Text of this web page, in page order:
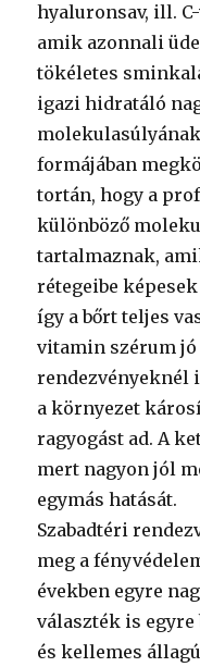
hyaluronsav, ill.
amik azonnali
tökéletes
igazi hidratáló
formájában
tortán, hogy a
különböző
tartalmaznak,
rétegeibe
így a bőrt teljes
vitamin szérum jó
rendezvényeknél
a környezet
ragyogást ad. A
mert nagyon jól
egymás hatását.
Szabadtéri
meg a
években egyre
választék is egyre
és kellemes